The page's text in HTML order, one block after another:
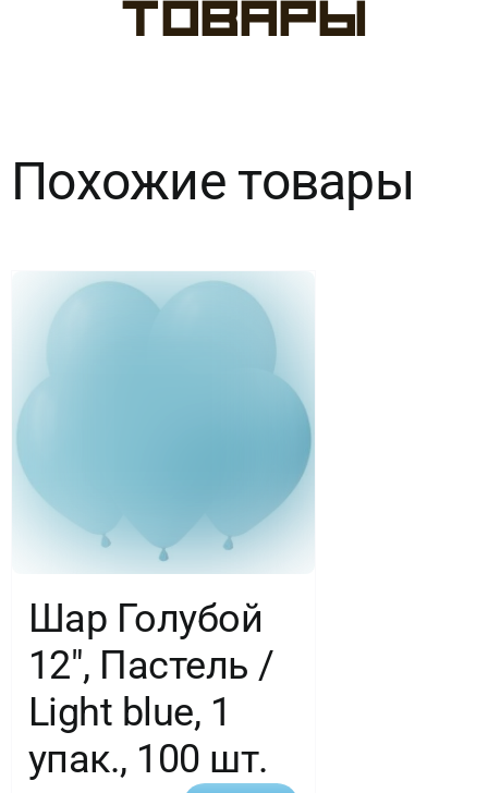
12"/273
Blue
товары
Похожие товары
Шар Голубой
12″, Пастель /
Light blue, 1
упак., 100 шт.